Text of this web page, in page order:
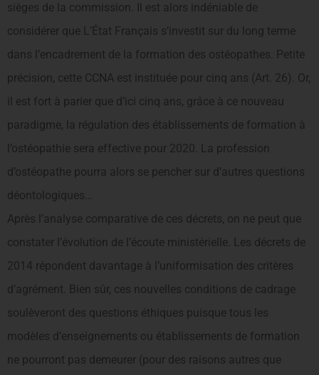
sièges de la commission. Il est alors indéniable de
considérer que L’État Français s’investit sur du long terme
dans l’encadrement de la formation des ostéopathes. Petite
précision, cette CCNA est instituée pour cinq ans (Art. 26). Or,
il est fort à parier que d’ici cinq ans, grâce à ce nouveau
paradigme, la régulation des établissements de formation à
l’ostéopathie sera effective pour 2020. La profession
d’ostéopathe pourra alors se pencher sur d’autres questions
déontologiques…
Après l’analyse comparative de ces décrets, on ne peut que
constater l’évolution de l’écoute ministérielle. Les décrets de
2014 répondent davantage à l’uniformisation des critères
d’agrément. Bien sûr, ces nouvelles conditions de cadrage
soulèveront des questions éthiques puisque tous les
modèles d’enseignements ou établissements de formation
ne pourront pas demeurer (pour des raisons autres que